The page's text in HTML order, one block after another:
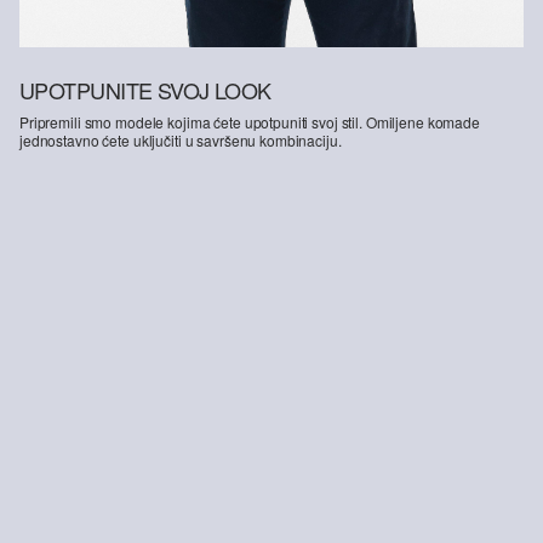
UPOTPUNITE SVOJ LOOK
Pripremili smo modele kojima ćete upotpuniti svoj stil. Omiljene komade
jednostavno ćete uključiti u savršenu kombinaciju.